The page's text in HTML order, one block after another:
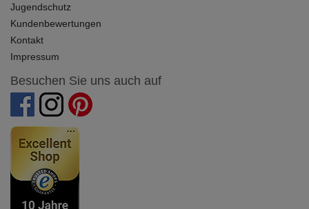
Jugendschutz
Kundenbewertungen
Kontakt
Impressum
Besuchen Sie uns auch auf